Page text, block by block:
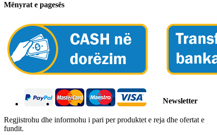
Mënyrat e pagesës
Newsletter
Regjistrohu dhe informohu i pari per produktet e reja dhe ofertat e
fundit.